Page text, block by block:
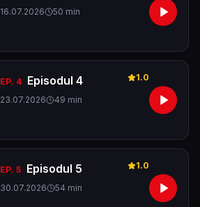
16.07.2026 50 min
EP. 4 Episodul 4 1.0
23.07.2026 49 min
EP. 5 Episodul 5 1.0
30.07.2026 54 min